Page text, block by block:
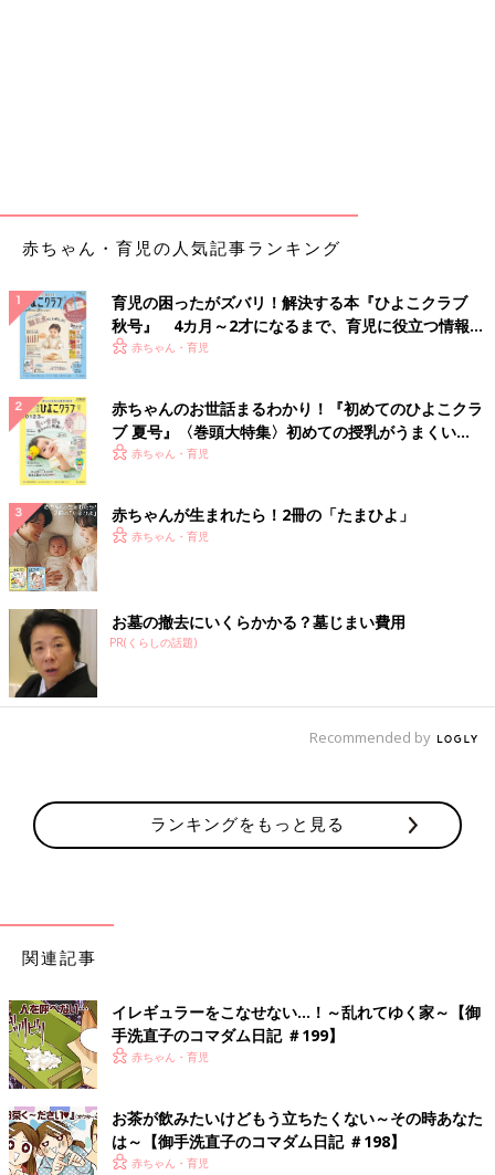
赤ちゃん・育児の人気記事ランキング
育児の困ったがズバリ！解決する本『ひよこクラブ
秋号』 4カ月～2才になるまで、育児に役立つ情報が
いっぱい！
赤ちゃん・育児
赤ちゃんのお世話まるわかり！『初めてのひよこクラ
ブ 夏号』〈巻頭大特集〉初めての授乳がうまくい
く！ おっぱい・ミルクの基本と夏のトラブル 解決テ
赤ちゃん・育児
赤ちゃんが生まれたら！2冊の「たまひよ」
赤ちゃん・育児
お墓の撤去にいくらかかる？墓じまい費用
PR(くらしの話題)
Recommended by
ランキングをもっと見る
関連記事
イレギュラーをこなせない…！～乱れてゆく家～【御
手洗直子のコマダム日記 ＃199】
赤ちゃん・育児
お茶が飲みたいけどもう立ちたくない～その時あなた
は～【御手洗直子のコマダム日記 ＃198】
赤ちゃん・育児